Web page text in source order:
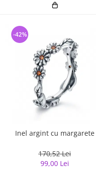
Inel argint cu margarete
170,52 Lei
99,00 Lei
-42%